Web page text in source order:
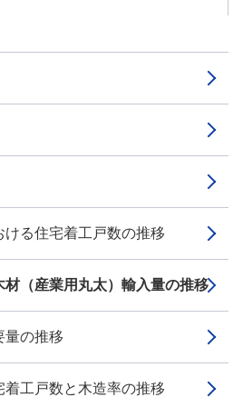
ける住宅着工戸数の推移
材（産業用丸太）輸入量の推移
量の推移
着工戸数と木造率の推移